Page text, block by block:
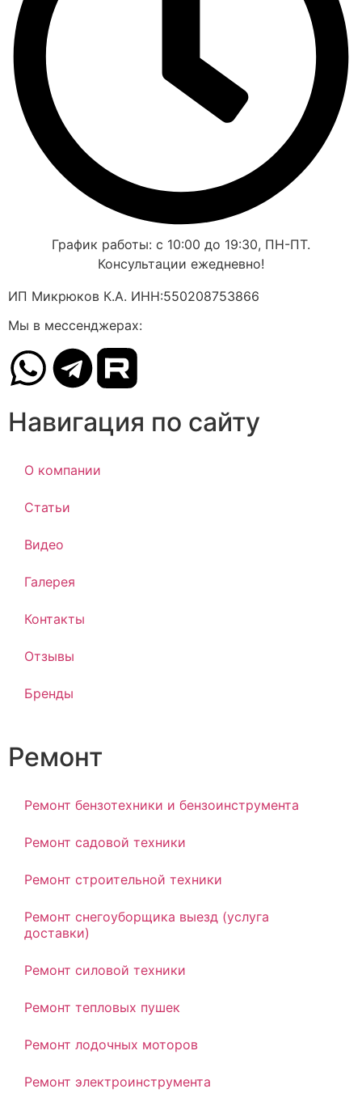
График работы: с 10:00 до 19:30, ПН-ПТ.
Консультации ежедневно!
ИП Микрюков К.А. ИНН:550208753866
Мы в мессенджерах:
Навигация по сайту
О компании
Статьи
Видео
Галерея
Контакты
Отзывы
Бренды
Ремонт
Ремонт бензотехники и бензоинструмента
Ремонт садовой техники
Ремонт строительной техники
Ремонт снегоуборщика выезд (услуга
доставки)
Ремонт силовой техники
Ремонт тепловых пушек
Ремонт лодочных моторов
Ремонт электроинструмента